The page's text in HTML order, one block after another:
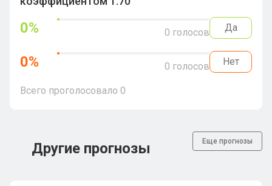
0% 0 голосов Да
0% 0 голосов Нет
Всего проголосовало 0
Другие прогнозы Еще прогнозы